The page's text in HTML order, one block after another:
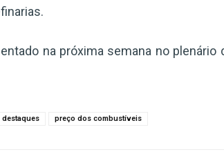
na próxima semana no plenário
destaques preço dos combustíveis